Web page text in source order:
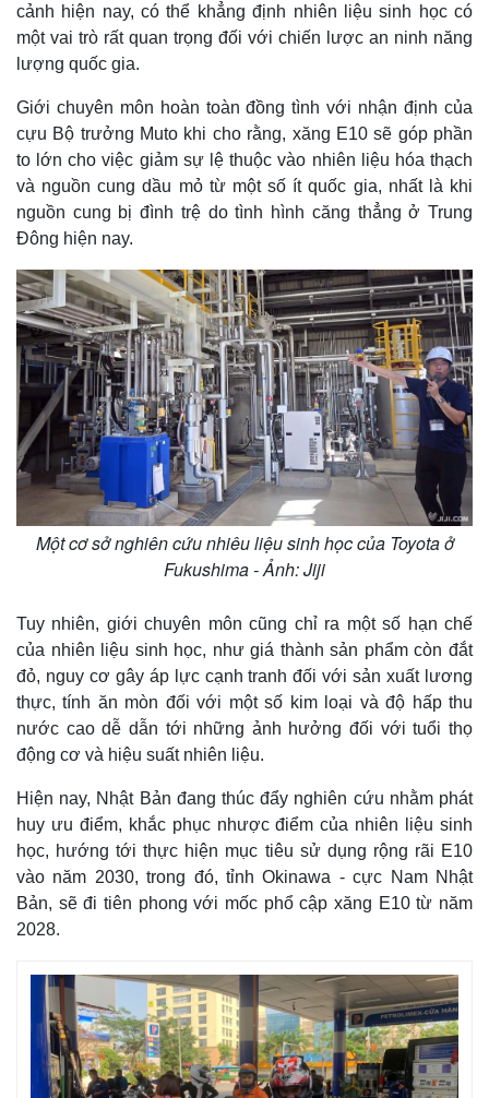
Thế giới
Quan sát
Cuộc sống đó đây
Hồ sơ
Multimedia
Ảnh
E-Magazine
Infographic
cảnh hiện nay, có thể khẳng định nhiên liệu sinh học có
một vai trò rất quan trọng đối với chiến lược an ninh năng
lượng quốc gia.
Giới chuyên môn hoàn toàn đồng tình với nhận định của
cựu Bộ trưởng Muto khi cho rằng, xăng E10 sẽ góp phần
to lớn cho việc giảm sự lệ thuộc vào nhiên liệu hóa thạch
và nguồn cung dầu mỏ từ một số ít quốc gia, nhất là khi
nguồn cung bị đình trệ do tình hình căng thẳng ở Trung
Đông hiện nay.
Một cơ sở nghiên cứu nhiêu liệu sinh học của Toyota ở
Fukushima - Ảnh: Jiji
Tuy nhiên, giới chuyên môn cũng chỉ ra một số hạn chế
của nhiên liệu sinh học, như giá thành sản phẩm còn đắt
đỏ, nguy cơ gây áp lực cạnh tranh đối với sản xuất lương
thực, tính ăn mòn đối với một số kim loại và độ hấp thu
nước cao dễ dẫn tới những ảnh hưởng đối với tuổi thọ
động cơ và hiệu suất nhiên liệu.
Hiện nay, Nhật Bản đang thúc đẩy nghiên cứu nhằm phát
huy ưu điểm, khắc phục nhược điểm của nhiên liệu sinh
học, hướng tới thực hiện mục tiêu sử dụng rộng rãi E10
vào năm 2030, trong đó, tỉnh Okinawa - cực Nam Nhật
Bản, sẽ đi tiên phong với mốc phổ cập xăng E10 từ năm
2028.